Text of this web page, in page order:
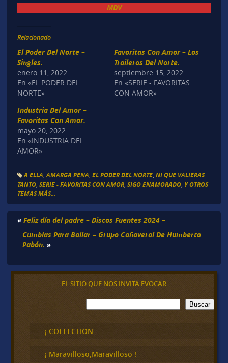
MDV
Relacionado
El Poder Del Norte –
Singles.
enero 11, 2022
En «EL PODER DEL
NORTE»
Favoritas Con Amor – Los
Traileros Del Norte.
septiembre 15, 2022
En «SERIE - FAVORITAS
CON AMOR»
Industria Del Amor –
Favoritas Con Amor.
mayo 20, 2022
En «INDUSTRIA DEL
AMOR»
A ELLA AMARGA PENA EL PODER DEL NORTE, NI QUE VALIERAS
TANTO, SERIE - FAVORITAS CON AMOR, SIGO ENAMORADO, Y OTROS
TEMAS MÁS...
« Feliz día del padre – Discos Fuentes 2024 –
Cumbias Para Bailar – Grupo Cañaveral De Humberto
Pabón. »
EL SITIO QUE NOS INVITA EVOCAR
B
u
c
a
Buscar
¡ COLLECTION
¡ Maravilloso,Maravilloso !